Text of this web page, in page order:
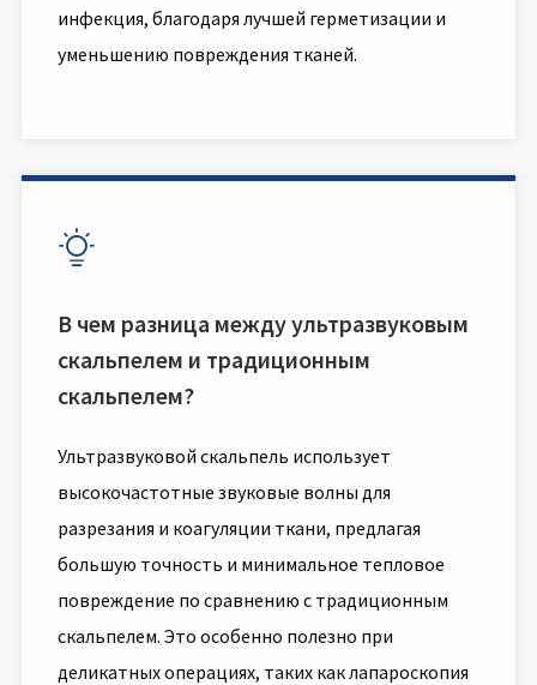
инфекция, благодаря лучшей герметизации и
уменьшению повреждения тканей.

В чем разница между ультразвуковым
скальпелем и традиционным
скальпелем?
Ультразвуковой скальпель использует
высокочастотные звуковые волны для
разрезания и коагуляции ткани, предлагая
большую точность и минимальное тепловое
повреждение по сравнению с традиционным
скальпелем. Это особенно полезно при
деликатных операциях, таких как лапароскопия